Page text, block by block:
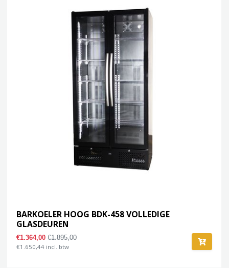
BARKOELER HOOG BDK-458 VOLLEDIGE
GLASDEUREN
€1.364,00€1.895,00
€1.650,44 incl. btw